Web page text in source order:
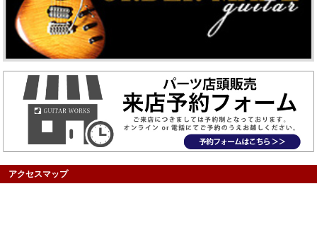
アクセスマップ